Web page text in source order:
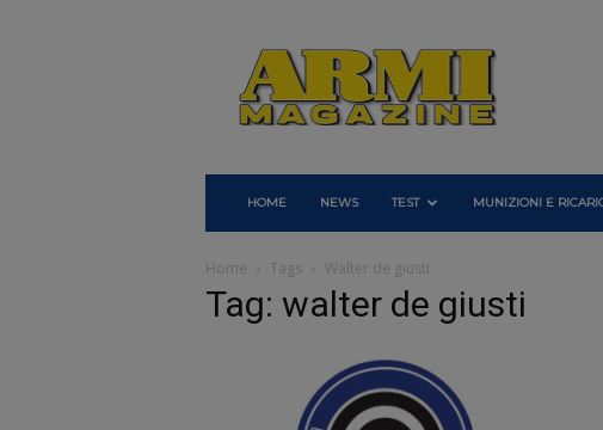
Armi
Magazine
HOME NEWS TEST MUNIZIONI E
Home Tags Walter de giusti
Tag: walter de giusti